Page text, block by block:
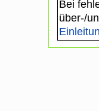
Bei
über-/